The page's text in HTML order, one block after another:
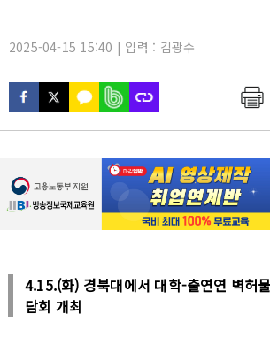
2025-04-15 15:40 | 입력 : 김광수
4.15.(화) 경북대에서 대학-출연연 벽허
담회 개최